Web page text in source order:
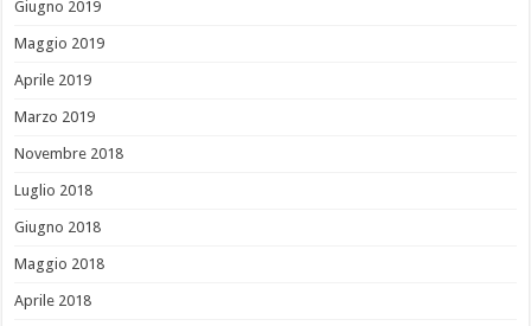
Giugno 2019
Maggio 2019
Aprile 2019
Marzo 2019
Novembre 2018
Luglio 2018
Giugno 2018
Maggio 2018
Aprile 2018